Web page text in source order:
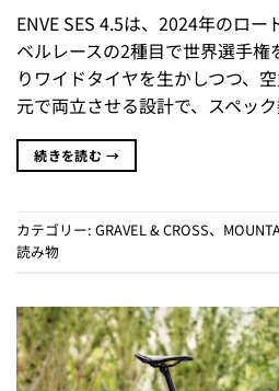
ENVE SES 4.5は、2024年のロ
ベルレースの2種目で世界選手
りワイドタイヤを生かしつつ、
元で両立させる設計で、スペッ
続きを読む →
カテゴリー: GRAVEL & CROSS、
読み物